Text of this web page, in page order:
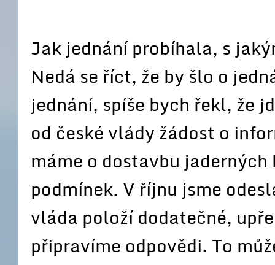
Jak jednání probíhala, s
Nedá se říct, že by šlo o
jednání, spíše bych řekl, že
od české vlády žádost o
máme o dostavbu
podmínek. V říjnu jsme
vláda položí dodatečné,
připravíme odpovědi. To